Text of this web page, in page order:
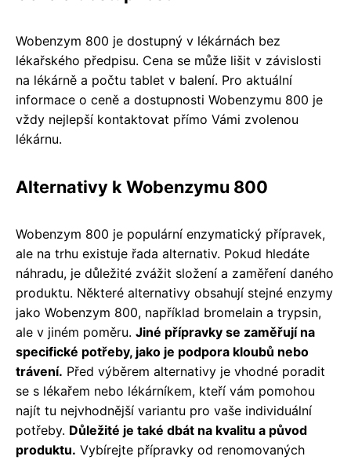
Wobenzym 800 je dostupný v lékárnách bez
lékařského předpisu. Cena se může lišit v závislosti
na lékárně a počtu tablet v balení. Pro aktuální
informace o ceně a dostupnosti Wobenzymu 800 je
vždy nejlepší kontaktovat přímo Vámi zvolenou
lékárnu.
Alternativy k Wobenzymu 800
Wobenzym 800 je populární enzymatický přípravek,
ale na trhu existuje řada alternativ. Pokud hledáte
náhradu, je důležité zvážit složení a zaměření daného
produktu. Některé alternativy obsahují stejné enzymy
jako Wobenzym 800, například bromelain a trypsin,
ale v jiném poměru. Jiné přípravky se zaměřují na
specifické potřeby, jako je podpora kloubů nebo
trávení. Před výběrem alternativy je vhodné poradit
se s lékařem nebo lékárníkem, kteří vám pomohou
najít tu nejvhodnější variantu pro vaše individuální
potřeby. Důležité je také dbát na kvalitu a původ
produktu. Vybírejte přípravky od renomovaných